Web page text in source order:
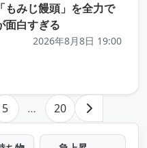
もみじ饅頭」を全力で
面白すぎる
2026年8月8日 19:00
5 … 20